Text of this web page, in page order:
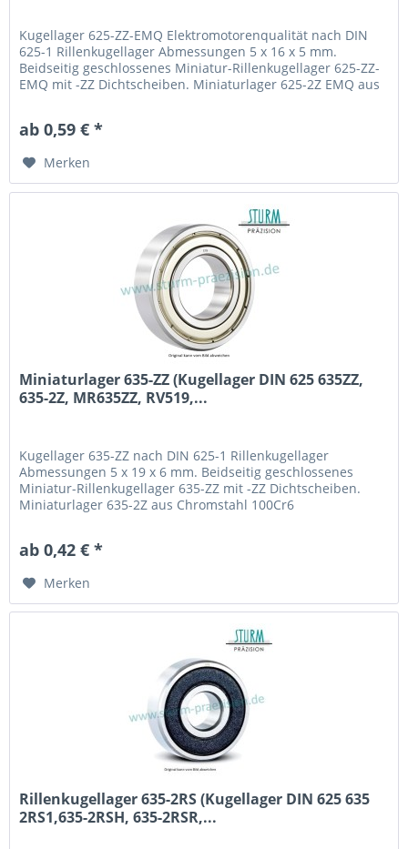
Kugellager 625-ZZ-EMQ Elektromotorenqualität nach DIN
625-1 Rillenkugellager Abmessungen 5 x 16 x 5 mm.
Beidseitig geschlossenes Miniatur-Rillenkugellager 625-ZZ-
EMQ mit -ZZ Dichtscheiben. Miniaturlager 625-2Z EMQ aus
Fabrikat / Hersteller: STB® Technologisch...
ab 0,59 € *
Merken
Miniaturlager 635-ZZ (Kugellager DIN 625 635ZZ,
635-2Z, MR635ZZ, RV519,...
Kugellager 635-ZZ nach DIN 625-1 Rillenkugellager
Abmessungen 5 x 19 x 6 mm. Beidseitig geschlossenes
Miniatur-Rillenkugellager 635-ZZ mit -ZZ Dichtscheiben.
Miniaturlager 635-2Z aus Chromstahl 100Cr6
MR635ZZ, RV519, 35SS, R-1950ZZ
ab 0,42 € *
Merken
Rillenkugellager 635-2RS (Kugellager DIN 625 635
2RS1,635-2RSH, 635-2RSR,...